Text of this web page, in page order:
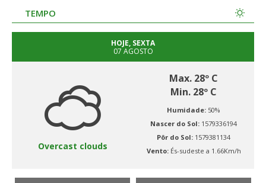
TEMPO
HOJE, SEXTA
07 AGOSTO
Overcast clouds
Max. 28º C
Min. 28º C
Humidade: 50%
Nascer do Sol: 1579336194
Pôr do Sol: 1579381134
Vento: És-sudeste a 1.66Km/h